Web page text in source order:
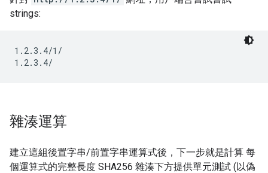
strings:
1.2.3.4/1/
1.2.3.4/
雜湊運算
建立這組後置字串/前置字串運算式後，下一步就是計算 每
個運算式的完整長度 SHA256 雜湊下方提供單元測試 (以偽